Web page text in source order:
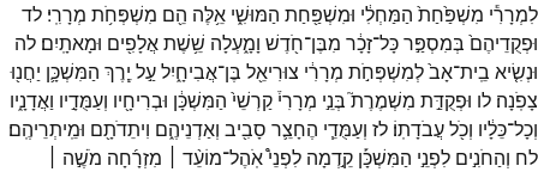
לִמְרָרִ֕י מִשְׁפַּ֙חַת֙ הַמַּחְלִ֔י וּמִשְׁפַּ֖חַת הַמּוּשִׁ֑י אֵ֥לֶּה הֵ֖ם מִשְׁפְּחֹ֥ת מְרָרִֽי׃ לד
וּפְקֻדֵיהֶם֙ בְּמִסְפַּ֣רכָּל־זָכָ֔ר מִבֶּן־חֹ֖דֶשׁ וָמָ֑עְלָה שֵׁ֥שֶׁתאֲלָפִ֖ים וּמָאתָֽיִם׃ לה
וּנְשִׂ֤יא בֵֽית־אָב֙לְמִשְׁפְּחֹ֣ת מְרָרִ֔י צוּרִיאֵ֖ל בֶּן־אֲבִיחָ֑יִלעַ֣ל יֶ֧רֶךְ הַמִּשְׁכָּ֛ן יַחֲנ֖וּ
צָפֹֽנָה׃ לו וּפְקֻדַּ֣ת מִשְׁמֶרֶת֮ בְּנֵ֣י מְרָרִי֒קַרְשֵׁי֙ הַמִּשְׁכָּ֔ן וּבְרִיחָ֖יו וְעַמֻּדָ֣יו וַאֲדָנָ֑יו
וְכָל־כֵּלָ֔יו וְכֹ֖לעֲבֹדָתֽוֹ׃ לז וְעַמֻּדֵ֧י הֶחָצֵ֛ר סָבִ֖יב וְאַדְנֵיהֶ֑ם וִיתֵדֹתָ֖ם וּמֵֽיתְרֵיהֶֽם׃
לח וְהַחֹנִ֣ים לִפְנֵ֣י הַמִּשְׁכָּ֡ן קֵ֣דְמָה לִפְנֵי֩אֹֽהֶל־מוֹעֵ֨ד ׀ מִזְרָ֜חָה מֹשֶׁ֣ה ׀